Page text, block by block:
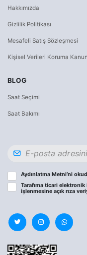
Hakkımızda
Gizlilik Politikası
Mesafeli Satış Sözleşmesi
Kişisel Verileri Koruma
BLOG
Saat Seçimi
Saat Bakımı
Aydınlatma Metni’ni
Tarafıma ticari
işlenmesine açık rıza